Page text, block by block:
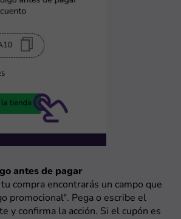
antes de pagar
compra encontrarás un campo que
promocional". Pega o escribe el
y confirma la acción. Si el cupón es